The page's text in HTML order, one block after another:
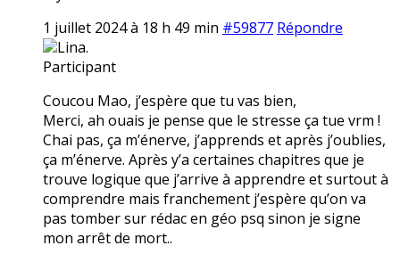
1 juillet 2024 à 18 h 49 min #59877 Répondre
Lina.
Participant
Coucou Mao, j’espère que tu vas bien,
Merci, ah ouais je pense que le stresse ça tue vrm !
Chai pas, ça m’énerve, j’apprends et après j’oublies,
ça m’énerve. Après y’a certaines chapitres que je
trouve logique que j’arrive à apprendre et surtout à
comprendre mais franchement j’espère qu’on va
pas tomber sur rédac en géo psq sinon je signe
mon arrêt de mort..